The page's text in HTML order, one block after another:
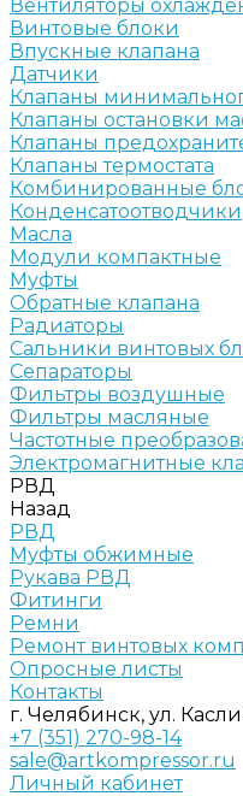
Вентиляторы
Винтовые блоки
Впускные клапана
Датчики
Клапаны
Клапаны остановки
Клапаны
Клапаны термостата
Комбинированные
Конденсатоотводчики
Масла
Модули компактные
Муфты
Обратные клапана
Радиаторы
Сальники винтовых
Сепараторы
Фильтры воздушные
Фильтры масляные
Частотные
Электромагнитные
РВД
Назад
РВД
Муфты обжимные
Рукава РВД
Фитинги
Ремни
Ремонт винтовых
Опросные листы
Контакты
г. Челябинск, ул.
+7 (351) 270-98-14
sale@artkompressor.ru
Личный кабинет